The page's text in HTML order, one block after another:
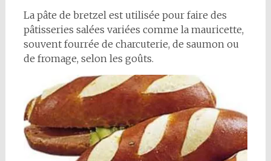
La pâte de bretzel est utilisée pour faire des
pâtisseries salées variées comme la mauricette,
souvent fourrée de charcuterie, de saumon ou
de fromage, selon les goûts.